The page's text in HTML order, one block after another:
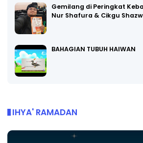
Gemilang di Peringkat
Nur Shafura & Cikgu
BAHAGIAN TUBUH HAIWAN
IHYA' RAMADAN